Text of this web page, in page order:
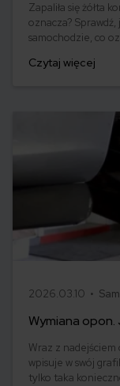
Zapaliła się żółta
oznacza?
samochodzie, co
Czytaj więcej
2026.03.10 •
Wymiana
Wraz z nadejściem
wpisuje w swój
tylko taka